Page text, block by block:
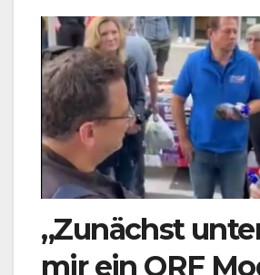
„Zunächst
mir ein ORF